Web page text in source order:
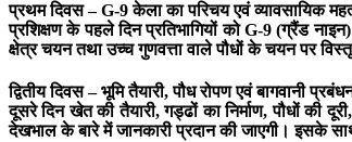
प्रथम दिवस – G-9 केला का परिचय एवं व्यावसायिक
प्रशिक्षण के पहले दिन प्रतिभागियों को G-9 (ग्रैंड
क्षेत्र चयन तथा उच्च गुणवत्ता वाले पौधों के चयन पर
द्वितीय दिवस – भूमि तैयारी, पौध रोपण एवं बागवानी
दूसरे दिन खेत की तैयारी, गड्ढों का निर्माण, पौधों की
देखभाल के बारे में जानकारी प्रदान की जाएगी। इसके